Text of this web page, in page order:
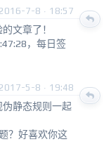
2016-7-8 · 18:57
文章了！
，每日签
2017-5-8 · 19:48
静态规则一起
？好喜欢你这